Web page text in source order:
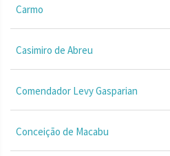
Carmo
Casimiro de Abreu
Comendador Levy Gasparian
Conceição de Macabu